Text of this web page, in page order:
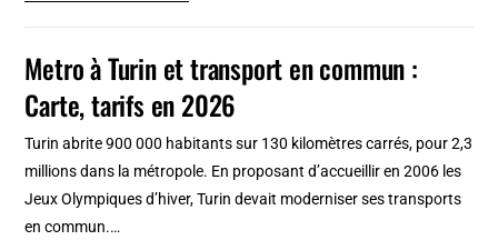
ruines
près
Metro à Turin et transport en commun :
Carte, tarifs en 2026
Turin abrite 900 000 habitants sur 130 kilomètres carrés, pour 2,3
millions dans la métropole. En proposant d’accueillir en 2006 les
Jeux Olympiques d’hiver, Turin devait moderniser ses transports
en commun.…